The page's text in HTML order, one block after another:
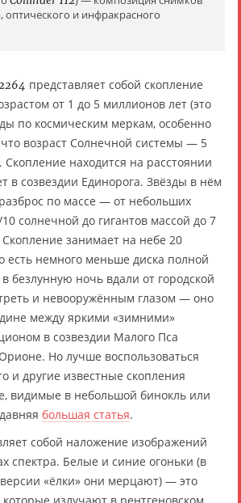
оптического и инфракрасного
представляет собой скопление
от 1 до 5 миллионов лет (это
по космическим меркам, особенно
возраст Солнечной системы — 5
Скопление находится на расстоянии
в созвездии Единорога. Звёзды в нём
по массе — от небольших
солнечной до гигантов массой до 7
занимает на небе 20
есть немного меньше диска полной
безлунную ночь вдали от городской
и невооружённым глазом — оно
между яркими «зимними»
в созвездии Малого Пса
Но лучше воспользоваться
и другие известные скопления
видимые в небольшой бинокль или
большая статья.
собой наложение изображений
спектра. Белые и синие огоньки (в
«ёлки» они мерцают) — это